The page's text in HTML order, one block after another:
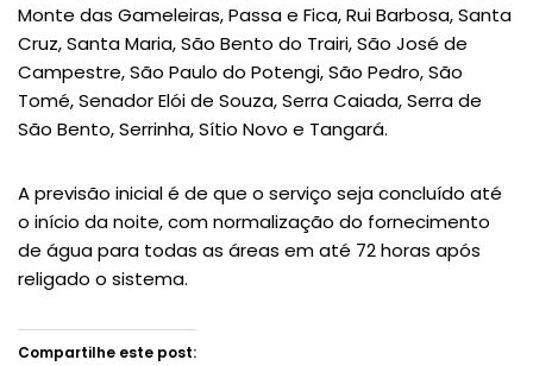
Monte das Gameleiras, Passa e Fica, Rui Barbosa, Santa
Cruz, Santa Maria, São Bento do Trairi, São José de
Campestre, São Paulo do Potengi, São Pedro, São
Tomé, Senador Elói de Souza, Serra Caiada, Serra de
São Bento, Serrinha, Sítio Novo e Tangará.
A previsão inicial é de que o serviço seja concluído até
o início da noite, com normalização do fornecimento
de água para todas as áreas em até 72 horas após
religado o sistema.
Compartilhe este post: